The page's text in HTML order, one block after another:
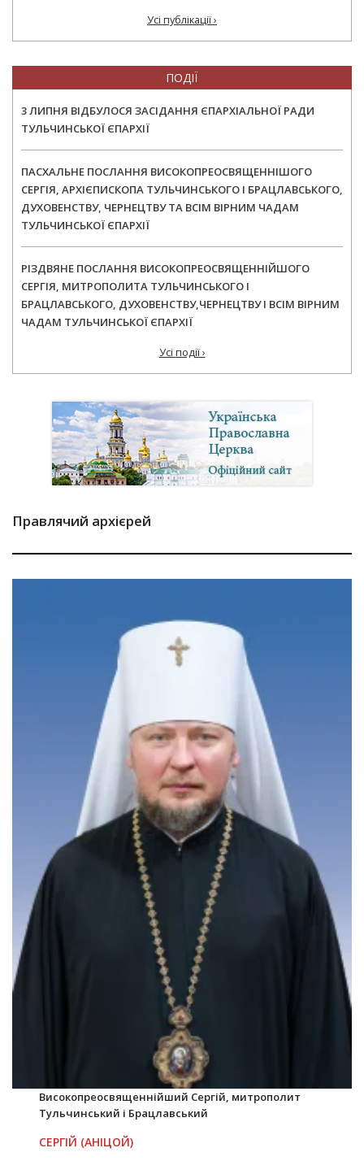
Усі публікації ›
ПОДІЇ
3 ЛИПНЯ ВІДБУЛОСЯ ЗАСІДАННЯ ЄПАРХІАЛЬНОЇ РАДИ
ТУЛЬЧИНСЬКОЇ ЄПАРХІЇ
ПАСХАЛЬНЕ ПОСЛАННЯ ВИСОКОПРЕОСВЯЩЕННІШОГО
СЕРГІЯ, АРХІЄПИСКОПА ТУЛЬЧИНСЬКОГО І БРАЦЛАВСЬКОГО,
ДУХОВЕНСТВУ, ЧЕРНЕЦТВУ ТА ВСІМ ВІРНИМ ЧАДАМ
ТУЛЬЧИНСЬКОЇ ЄПАРХІЇ
РІЗДВЯНЕ ПОСЛАННЯ ВИСОКОПРЕОСВЯЩЕННІЙШОГО
СЕРГІЯ, МИТРОПОЛИТА ТУЛЬЧИНСЬКОГО І
БРАЦЛАВСЬКОГО, ДУХОВЕНСТВУ,ЧЕРНЕЦТВУ І ВСІМ ВІРНИМ
ЧАДАМ ТУЛЬЧИНСЬКОЇ ЄПАРХІЇ
Усі події ›
Правлячий архієрей
Високопреосвященнійший Сергій, митрополит
Тульчинський і Брацлавський
СЕРГІЙ (АНІЦОЙ)